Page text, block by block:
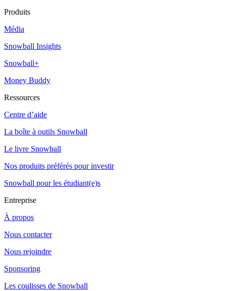
Produits
Média
Snowball Insights
Snowball+
Money Buddy
Ressources
Centre d’aide
La boîte à outils Snowball
Le livre Snowball
Nos produits préférés pour investir
Snowball pour les étudiant(e)s
Entreprise
À propos
Nous contacter
Nous rejoindre
Sponsoring
Les coulisses de Snowball